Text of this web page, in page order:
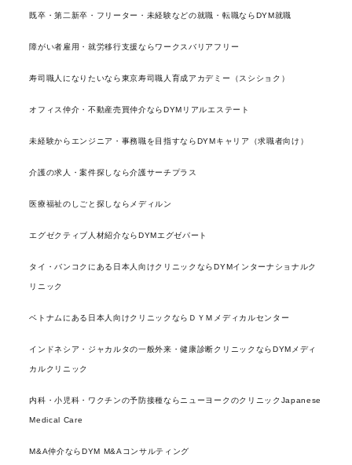
既卒・第二新卒・フリーター・未経験などの就職・転職ならDYM就職
障がい者雇用・就労移行支援ならワークスバリアフリー
寿司職人になりたいなら東京寿司職人育成アカデミー（スシショク）
オフィス仲介・不動産売買仲介ならDYMリアルエステート
未経験からエンジニア・事務職を目指すならDYMキャリア（求職者向け）
介護の求人・案件探しなら介護サーチプラス
医療福祉のしごと探しならメディルン
エグゼクティブ人材紹介ならDYMエグゼパート
タイ・バンコクにある日本人向けクリニックならDYMインターナショナルク
リニック
ベトナムにある日本人向けクリニックならＤＹＭメディカルセンター
インドネシア・ジャカルタの一般外来・健康診断クリニックならDYMメディ
カルクリニック
内科・小児科・ワクチンの予防接種ならニューヨークのクリニックJapanese
Medical Care
M&A仲介ならDYM M&Aコンサルティング